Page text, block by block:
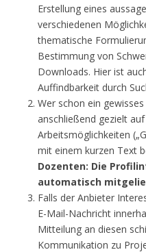
Erstellung eines
verschiedenen
thematische
Bestimmung von
Downloads. Hier ist
Auffindbarkeit durch
Wer schon ein
anschließend gezielt
Arbeitsmöglichkeiten
mit einem kurzen Text
Dozenten: Die
automatisch
Falls der Anbieter
E-Mail-Nachricht
Mitteilung an diesen
Kommunikation zu